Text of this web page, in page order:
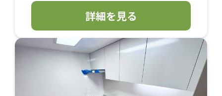
詳細を見る